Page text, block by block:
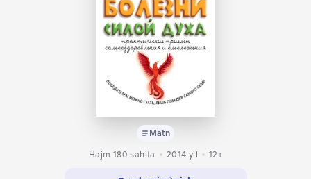
Matn
Hajm 180 sahifa
2014 yil 12+